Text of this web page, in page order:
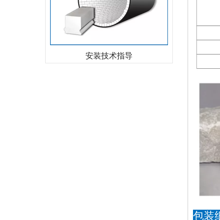
安装技术指导
包装